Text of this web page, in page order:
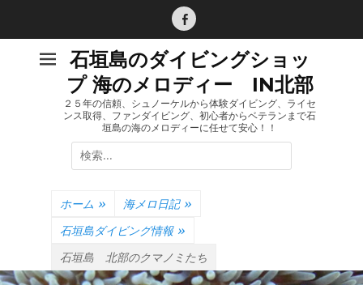
Facebook
石垣島のダイビングショッ
プ 海のメロディー IN北部
２５年の信頼、シュノーケルから体験ダイビング、ライセ
ンス取得、ファンダイビング、初心者からベテランまで石
垣島の海のメロディーに任せて安心！！
検
索:
ホーム » 海メロ日記 »
石垣島ダイビング情報 »
石垣島 北部のクマノミたち